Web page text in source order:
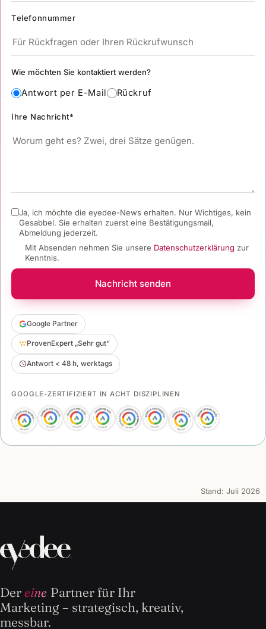
Telefonnummer
Wie möchten Sie kontaktiert werden?
Antwort per E-Mail Rückruf
Ihre Nachricht*
Ja, ich möchte die eyedee-News erhalten. Nur Wichtiges, kein
Gesabbel. Sie erhalten zuerst eine Bestätigungsmail,
Abmeldung jederzeit.
Mit Absenden nehmen Sie unsere Datenschutzerklärung zur
Kenntnis.
Nachricht senden
Google Partner
ProvenExpert „Sehr gut“
Antwort < 48 h, werktags
GOOGLE-ZERTIFIZIERT IN ACHT DISZIPLINEN
Stand: Juli 2026
Dereine Partner für Ihr
Marketing – strategisch, kreativ,
messbar.